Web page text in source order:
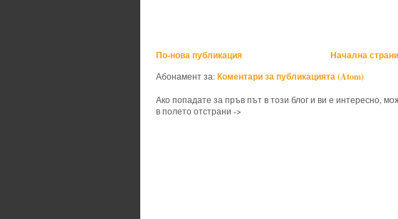
По-нова публикация Начална
Абонамент за:Коментари за публикацията (Atom)
Ако попадате за пръв път в този блог и ви е интересно,
в полето отстрани ->